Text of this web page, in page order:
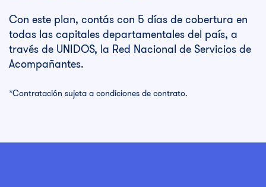
Con este plan, contás con 5 días de cobertura en
todas las capitales departamentales del país, a
través de UNIDOS, la Red Nacional de Servicios de
Acompañantes.
*Contratación sujeta a condiciones de contrato.